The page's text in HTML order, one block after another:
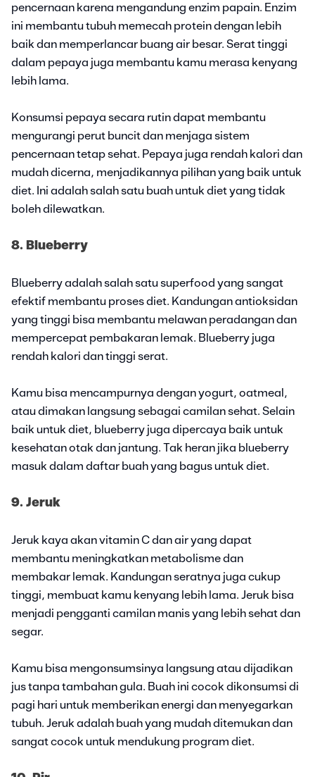
pencernaan karena mengandung enzim papain. Enzim
ini membantu tubuh memecah protein dengan lebih
baik dan memperlancar buang air besar. Serat tinggi
dalam pepaya juga membantu kamu merasa kenyang
lebih lama.
Konsumsi pepaya secara rutin dapat membantu
mengurangi perut buncit dan menjaga sistem
pencernaan tetap sehat. Pepaya juga rendah kalori dan
mudah dicerna, menjadikannya pilihan yang baik untuk
diet. Ini adalah salah satu buah untuk diet yang tidak
boleh dilewatkan.
8. Blueberry
Blueberry adalah salah satu superfood yang sangat
efektif membantu proses diet. Kandungan antioksidan
yang tinggi bisa membantu melawan peradangan dan
mempercepat pembakaran lemak. Blueberry juga
rendah kalori dan tinggi serat.
Kamu bisa mencampurnya dengan yogurt, oatmeal,
atau dimakan langsung sebagai camilan sehat. Selain
baik untuk diet, blueberry juga dipercaya baik untuk
kesehatan otak dan jantung. Tak heran jika blueberry
masuk dalam daftar buah yang bagus untuk diet.
9. Jeruk
Jeruk kaya akan vitamin C dan air yang dapat
membantu meningkatkan metabolisme dan
membakar lemak. Kandungan seratnya juga cukup
tinggi, membuat kamu kenyang lebih lama. Jeruk bisa
menjadi pengganti camilan manis yang lebih sehat dan
segar.
Kamu bisa mengonsumsinya langsung atau dijadikan
jus tanpa tambahan gula. Buah ini cocok dikonsumsi di
pagi hari untuk memberikan energi dan menyegarkan
tubuh. Jeruk adalah buah yang mudah ditemukan dan
sangat cocok untuk mendukung program diet.